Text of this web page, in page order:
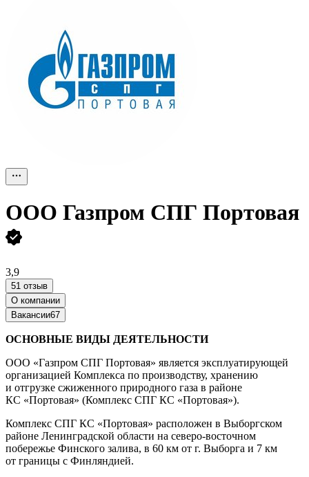
ООО Газпром СПГ Портовая
3,9
51 отзыв
О компании
Вакансии67
ОСНОВНЫЕ ВИДЫ ДЕЯТЕЛЬНОСТИ
ООО «Газпром СПГ Портовая» является эксплуатирующей
организацией Комплекса по производству, хранению
и отгрузке сжиженного природного газа в районе
КС «Портовая» (Комплекс СПГ КС «Портовая»).
Комплекс СПГ КС «Портовая» расположен в Выборгском
районе Ленинградской области на северо-восточном
побережье Финского залива, в 60 км от г. Выборга и 7 км
от границы с Финляндией.